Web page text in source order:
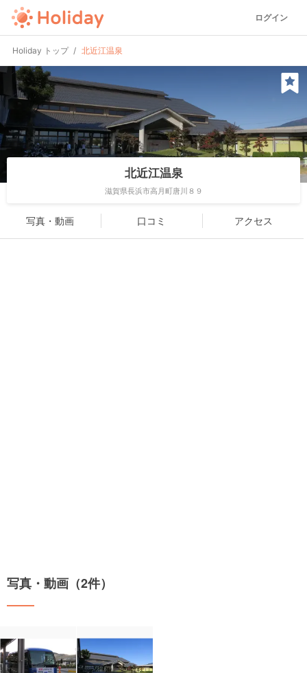
ログイン
Holiday トップ 北近江温泉
北近江温泉
滋賀県長浜市高月町唐川８９
写真・動画 口コミ アクセス
写真・動画（2件）